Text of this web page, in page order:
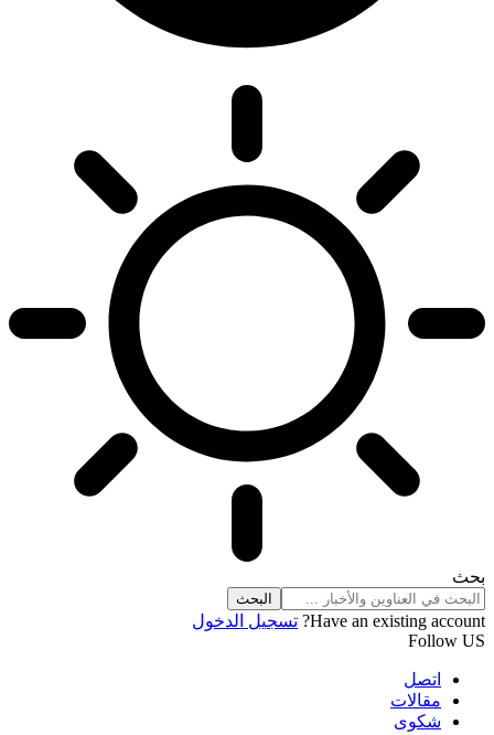
بحث
Have an existing account?
تسجيل الدخول
Follow US
اتصل
مقالات
شكوى